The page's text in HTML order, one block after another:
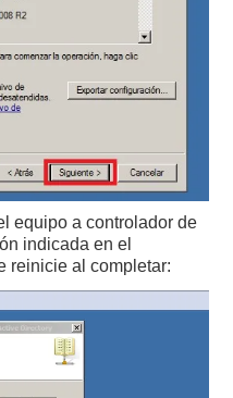
equipo a controlador de
indicada en el
reinicie al completar: